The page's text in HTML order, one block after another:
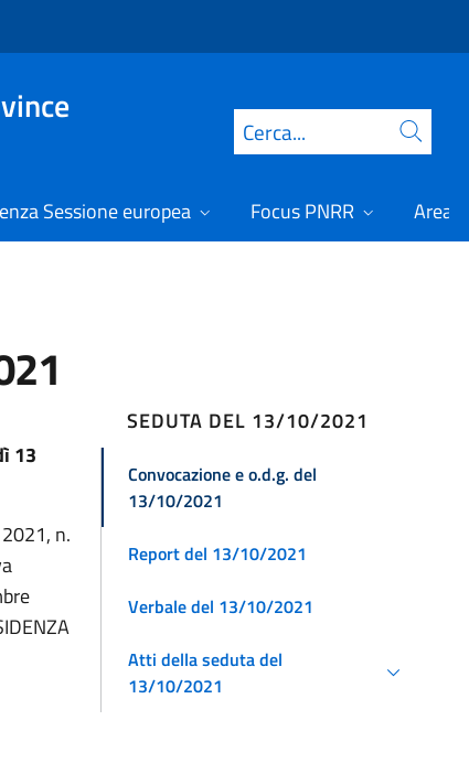
Cerca
Sessione europea Focus PNRR Area
13
n.
SEDUTA DEL 13/10/2021
Convocazione e o.d.g. del
13/10/2021
Report del 13/10/2021
Verbale del 13/10/2021
Atti della seduta del
13/10/2021